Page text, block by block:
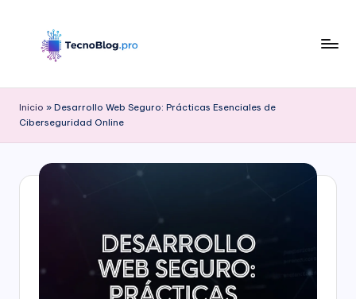
l
o
Inicio » Desarrollo Web Seguro: Prácticas Esenciales de
Ciberseguridad Online